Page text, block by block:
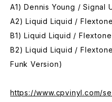
A1) Dennis Young / Signal
A2) Liquid Liquid /
B1) Liquid Liquid /
B2) Liquid Liquid /
Funk Version)
https://www.cpvinyl.com/